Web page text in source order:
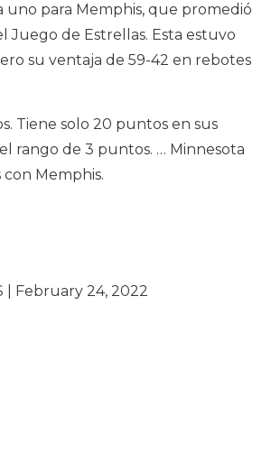
uno para Memphis, que promedió
Juego de Estrellas. Esta estuvo
su ventaja de 59-42 en rebotes
Tiene solo 20 puntos en sus
rango de 3 puntos. … Minnesota
Memphis.